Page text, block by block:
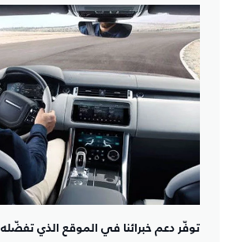
توفّر دعم خبرائنا في الموقع الذي تفضّله